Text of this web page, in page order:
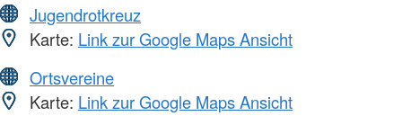
Jugendrotkreuz
Karte: Link zur Google Maps Ansicht
Ortsvereine
Karte: Link zur Google Maps Ansicht